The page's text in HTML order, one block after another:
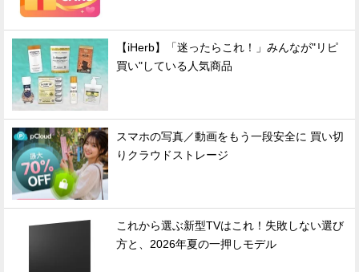
【iHerb】「迷ったらこれ！」みんなが"リピ
買い"している人気商品
スマホの写真／動画をもう一段安全に 買い切
りクラウドストレージ
これから選ぶ新型TVはこれ！失敗しない選び
方と、2026年夏の一押しモデル